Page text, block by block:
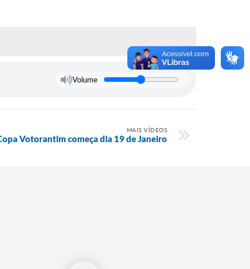
Volume
MAIS VÍDEOS
Votorantim começa dia 19 de Janeiro